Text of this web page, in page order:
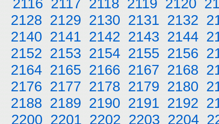
2116 2117 2118 2119 2120
2128 2129 2130 2131 2132
2140 2141 2142 2143 2144
2152 2153 2154 2155 2156
2164 2165 2166 2167 2168
2176 2177 2178 2179 2180
2188 2189 2190 2191 2192
2200 2201 2202 2203 2204